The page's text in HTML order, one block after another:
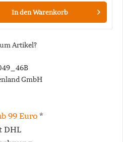
In denWarenkorb
Artikel?
GmbH
99 Euro*
DHL